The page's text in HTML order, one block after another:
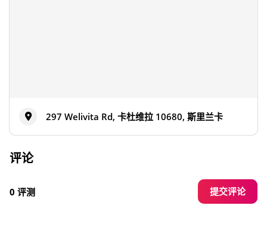
297 Welivita Rd, 卡杜维拉 10680, 斯里兰卡
评论
0 评测 提交评论